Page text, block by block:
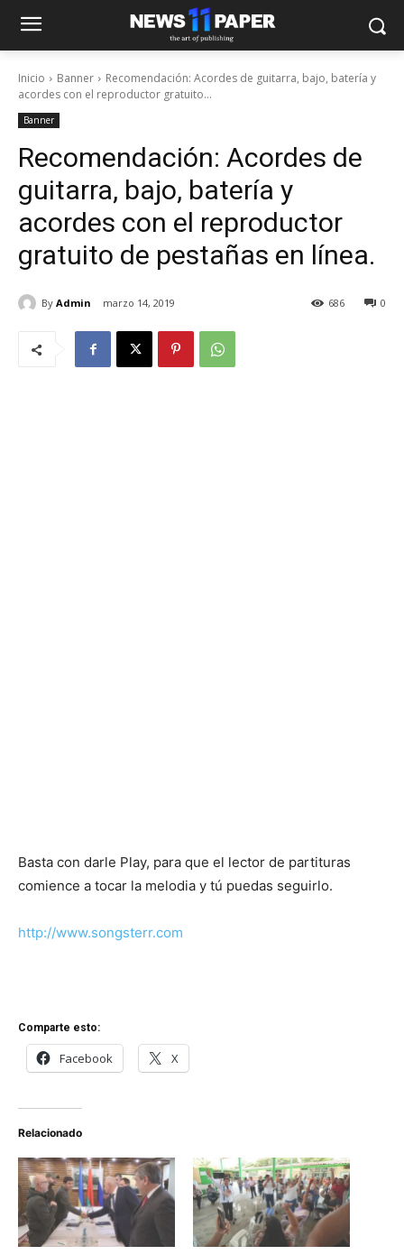
Inicio Banner
Recomendación: Acordes de guitarra, bajo, batería y
acordes con el reproductor gratuito...
Banner
Recomendación: Acordes de
guitarra, bajo, batería y
acordes con el reproductor
gratuito de pestañas en línea.
By Admin marzo 14, 2019 0
686
Basta con darle Play, para que el lector de partituras
comience a tocar la melodia y tú puedas seguirlo.
http://www.songsterr.com
Comparte esto:
Facebook X
Relacionado